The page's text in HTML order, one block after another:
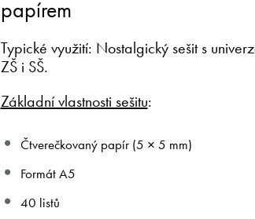
papírem
Typické využití: Nostalgický sešit s
ZŠ i SŠ.
Základní vlastnosti sešitu:
Čtverečkovaný papír (5 × 5 mm)
Formát A5
40 listů